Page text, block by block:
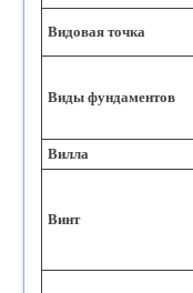
Видовая точка
Виды фундаментов
Вилла
Винт